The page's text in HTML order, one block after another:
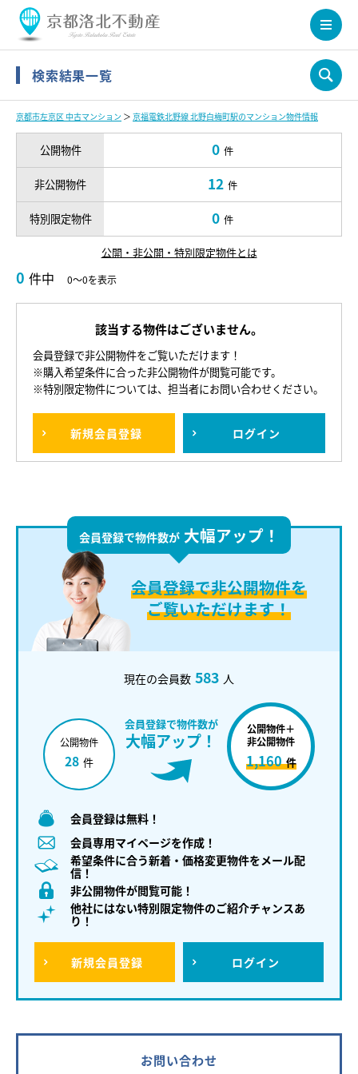
検索結果一覧
京都市左京区 中古マンション ＞ 京福電鉄北野線 北野白梅町駅のマンション物件情報
公開物件 0 件
非公開物件 12 件
特別限定物件 0 件
公開・非公開・特別限定物件とは
0 件中 0～0を表示
該当する物件はございません。
会員登録で非公開物件をご覧いただけます！
※購入希望条件に合った非公開物件が閲覧可能です。
※特別限定物件については、担当者にお問い合わせください。
新規会員登録 ログイン
会員登録で物件数が 大幅アップ！
会員登録で非公開物件を
ご覧いただけます！
現在の会員数 583 人
会員登録で物件数が
大幅アップ！
公開物件
28 件
公開物件＋
非公開物件
1,160 件
会員登録は無料！
会員専用マイページを作成！
希望条件に合う新着・価格変更物件をメール配
信！
非公開物件が閲覧可能！
他社にはない特別限定物件のご紹介チャンスあ
り！
新規会員登録 ログイン
お問い合わせ